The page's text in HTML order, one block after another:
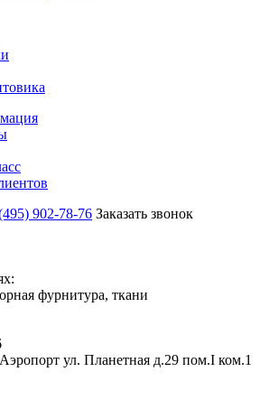
902-78-76 Заказать звонок
фурнитура, ткани
ул. Планетная д.29 пом.I ком.1